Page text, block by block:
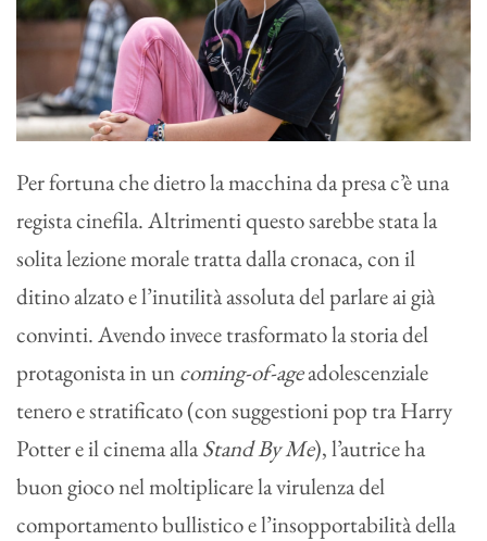
Per fortuna che dietro la macchina da presa c’è una
regista cinefila. Altrimenti questo sarebbe stata la
solita lezione morale tratta dalla cronaca, con il
ditino alzato e l’inutilità assoluta del parlare ai già
convinti. Avendo invece trasformato la storia del
protagonista in uncoming-of-ageadolescenziale
tenero e stratificato (con suggestioni pop tra Harry
Potter e il cinema allaStand By Me), l’autrice ha
buon gioco nel moltiplicare la virulenza del
comportamento bullistico e l’insopportabilità della